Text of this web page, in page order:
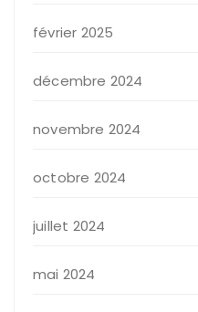
février 2025
décembre 2024
novembre 2024
octobre 2024
juillet 2024
mai 2024